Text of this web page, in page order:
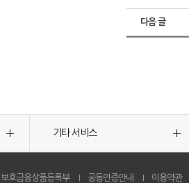
다음 글
기타 서비스
보호금융상품등록부 공동인증안내 이용약관